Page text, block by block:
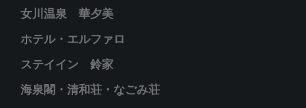
女川温泉 華夕美
ホテル・エルファロ
ステイイン 鈴家
海泉閣・清和荘・なごみ荘